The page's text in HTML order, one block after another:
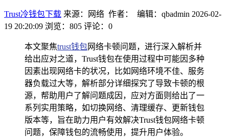
Trust冷钱包下载 来源：网络 作者： 编辑：qbadmin 2026-02-
19 20:20:09 浏览：805 评论：0
本文聚焦trust钱包网络卡顿问题，进行深入解析并
给出应对之道，Trust钱包在使用过程中可能因多种
因素出现网络卡的状况，比如网络环境不佳、服务
器负载过大等，解析部分详细探究了导致卡顿的根
源，帮助用户了解问题成因，应对方面则给出了一
系列实用策略，如切换网络、清理缓存、更新钱包
版本等，旨在助力用户有效解决Trust钱包网络卡顿
问题，保障钱包的流畅使用，提升用户体验。